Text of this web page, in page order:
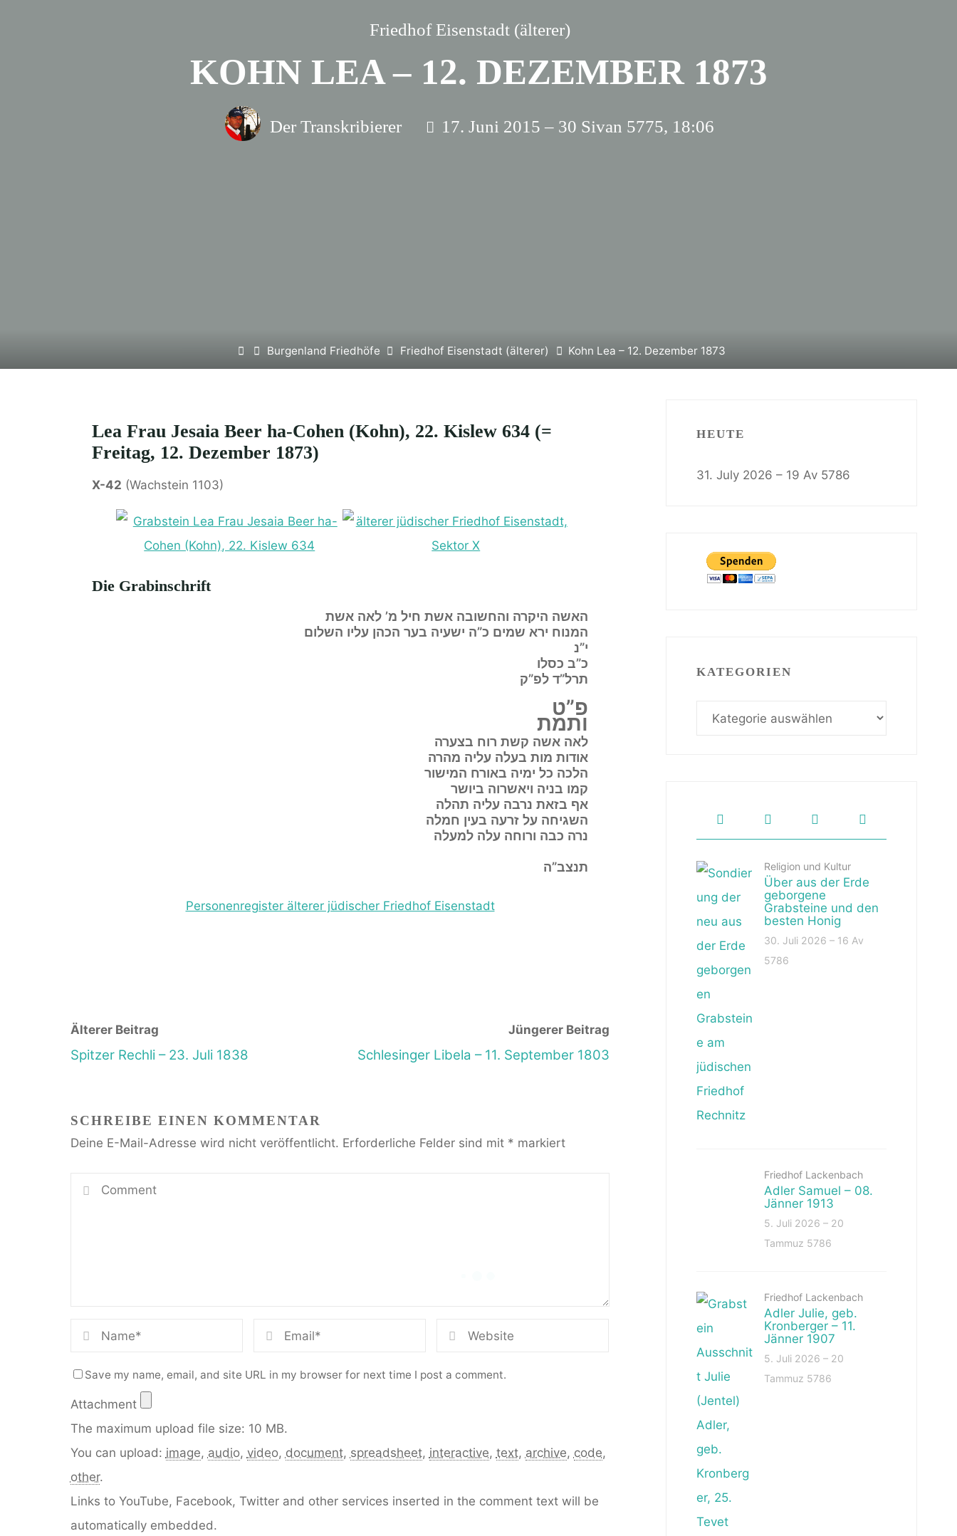
Friedhof Eisenstadt (älterer)
KOHN LEA – 12. DEZEMBER 1873
Der Transkribierer 17. Juni 2015 – 30 Sivan 5775, 18:06
HomeBurgenland Friedhöfe Friedhof Eisenstadt (älterer) Kohn Lea – 12. Dezember 1873
Lea Frau Jesaia Beer ha-Cohen (Kohn), 22. Kislew 634 (=
Freitag, 12. Dezember 1873)
X-42 (Wachstein 1103)
Die Grabinschrift
האשה היקרה והחשובה אשת חיל מ’ לאה אשת
המנוח ירא שמים כ”ה ישעיה בער הכהן עליו השלום
י”נ
כ”ב כסלו
תרל”ד לפ”ק
פ”ט
ותמת
לאה אשה קשת רוח בצערה
אודות מות בעלה עליה מהרה
הלכה כל ימיה באורח המישור
קמו בניה ויאשרוה ביושר
אף בזאת נרבה עליה תהלה
השגיחה על זרעה בעין חמלה
נרה כבה ורוחה עלה למעלה
תנצב”ה
Personenregister älterer jüdischer Friedhof Eisenstadt
Älterer Beitrag
Spitzer Rechli – 23. Juli 1838
Jüngerer Beitrag
Schlesinger Libela – 11. September 1803
SCHREIBE EINEN KOMMENTAR
Deine E-Mail-Adresse wird nicht veröffentlicht. Erforderliche Felder sind mit * markiert
Save my name, email, and site URL in my browser for next time I post a comment.
Attachment
The maximum upload file size: 10 MB.
You can upload: image, audio, video, document, spreadsheet, interactive, text, archive, code,
other.
Links to YouTube, Facebook, Twitter and other services inserted in the comment text will be
automatically embedded.
HEUTE
31. July 2026 – 19 Av 5786
KATEGORIEN
Kategorien
Religion und Kultur
Über aus der Erde
geborgene
Grabsteine und den
besten Honig
30. Juli 2026 – 16 Av
5786
Friedhof Lackenbach
Adler Samuel – 08.
Jänner 1913
5. Juli 2026 – 20
Tammuz 5786
Friedhof Lackenbach
Adler Julie, geb.
Kronberger – 11.
Jänner 1907
5. Juli 2026 – 20
Tammuz 5786